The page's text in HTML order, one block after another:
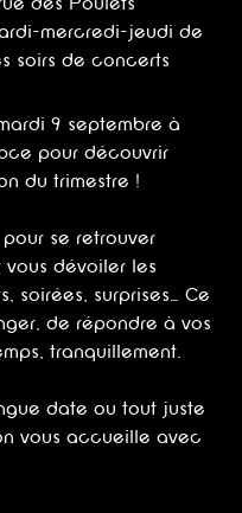
des Poulets
mercredi-jeudi de
soirs de concerts
9 septembre à
pour découvrir
du trimestre !
se retrouver
vous dévoiler les
soirées, surprises… Ce
de répondre à vos
tranquillement.
date ou tout juste
vous accueille avec